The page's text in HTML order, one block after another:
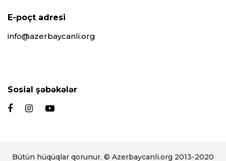
E-poçt adresi
info@azerbaycanli.org
Sosial şəbəkələr
Bütün hüqüqlar qorunur. © Azerbaycanli.org 2013-2020